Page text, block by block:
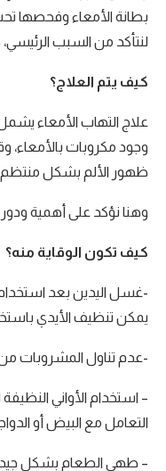
بطانة الأمعاء وفحصها
لنتأكد من السبب
كيف يتم العلاج؟
علاج التهاب الأمعاء
وجود مكروبات بالأمعاء،
ظهور الألم بشكل منتظم
وهنا نؤكد على أهمية ودور
كيف تكون الوقاية منه؟
-غسل اليدين بعد
يمكن تنظيف الأيدي
-عدم تناول المشروبات
– استخدام الأواني
التعامل مع البيض أو
– طهي الطعام بشكل جيد